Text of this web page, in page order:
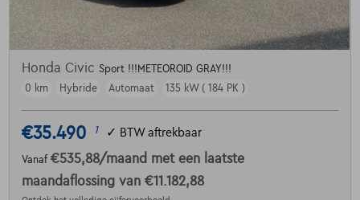
Honda Civic Sport !!!METEOROID GRAY!!!
0 km
Hybride Automaat 135 kW ( 184 PK )
€35.490 1 ✓ BTW aftrekbaar
Vanaf €535,88/maand met een laatste
maandaflossing van €11.182,88